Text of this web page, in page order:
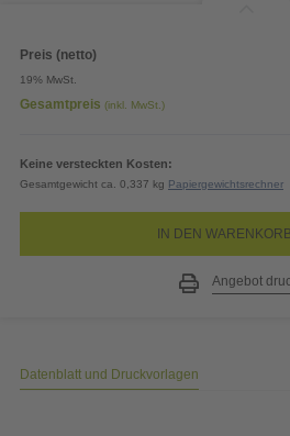
Preis (netto)
19% MwSt.
Gesamtpreis (inkl. MwSt.)
Keine versteckten Kosten:
Gesamtgewicht ca. 0,337 kg Papiergewichtsrechner
IN DEN WARENKORB
Angebot
Datenblatt und Druckvorlagen